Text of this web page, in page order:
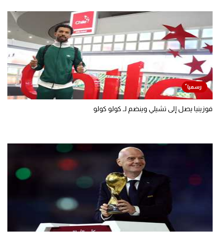
فوزينيا يصل إلى تشيلي وينضم لـ كولو كولو